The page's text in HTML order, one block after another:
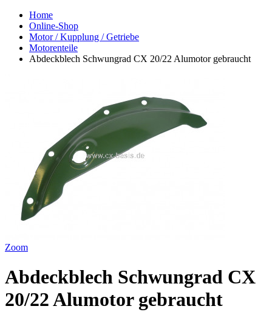
Home
Online-Shop
Motor / Kupplung / Getriebe
Motorenteile
Abdeckblech Schwungrad CX 20/22 Alumotor gebraucht
Zoom
Abdeckblech Schwungrad CX
20/22 Alumotor gebraucht